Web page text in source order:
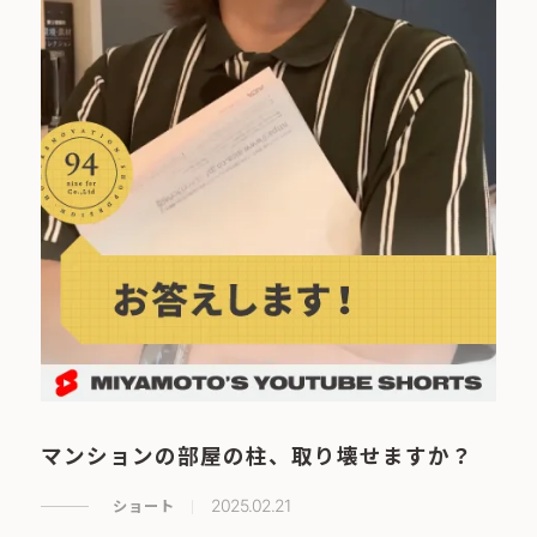
マンションの部屋の柱、取り壊せますか？
ショート 2025.02.21